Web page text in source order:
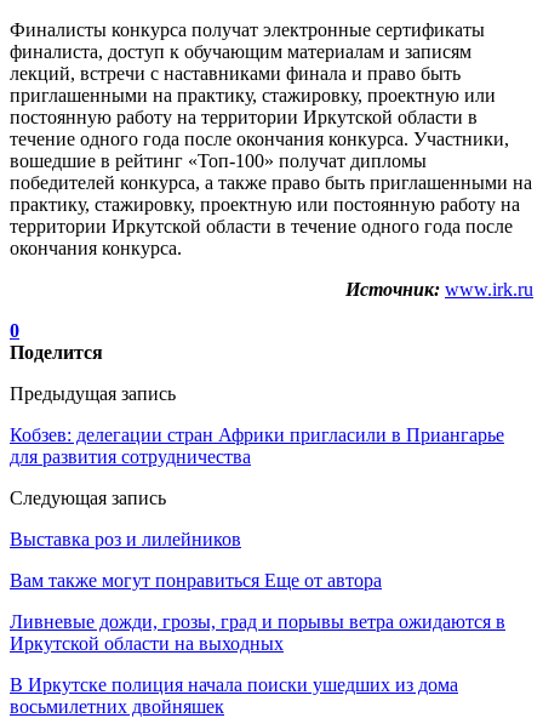
Финалисты конкурса получат электронные сертификаты
финалиста, доступ к обучающим материалам и записям
лекций, встречи с наставниками финала и право быть
приглашенными на практику, стажировку, проектную или
постоянную работу на территории Иркутской области в
течение одного года после окончания конкурса. Участники,
вошедшие в рейтинг «Топ-100» получат дипломы
победителей конкурса, а также право быть приглашенными на
практику, стажировку, проектную или постоянную работу на
территории Иркутской области в течение одного года после
окончания конкурса.
Источник: www.irk.ru
0
Поделится
Предыдущая запись
Кобзев: делегации стран Африки пригласили в Приангарье
для развития сотрудничества
Следующая запись
Выставка роз и лилейников
Вам также могут понравиться Еще от автора
Ливневые дожди, грозы, град и порывы ветра ожидаются в
Иркутской области на выходных
В Иркутске полиция начала поиски ушедших из дома
восьмилетних двойняшек